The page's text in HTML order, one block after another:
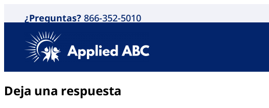
¿Preguntas? 866-352-5010
Deja una respuesta